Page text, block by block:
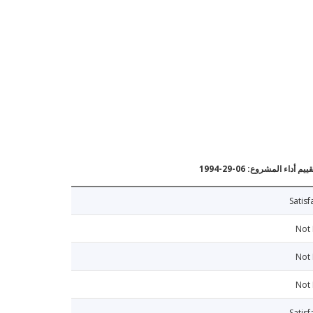
أداء المشروع: 06-29-1994
Not
Not
Not